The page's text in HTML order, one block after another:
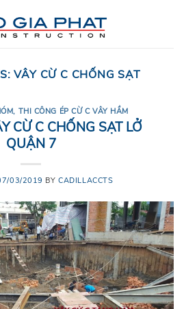
VÂY CỪ C CHỐNG SẠT
, THI CÔNG ÉP CỪ C VÂY HẦM
CỪ C CHỐNG SẠT LỞ
QUẬN 7
03/2019 BYCADILLACCTS